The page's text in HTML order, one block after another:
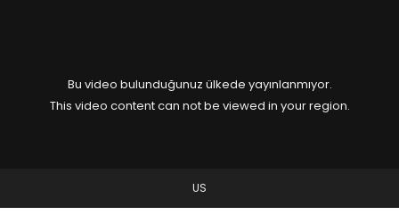
Bu video bulunduğunuz ülkede yayınlanmıyor.
This video content can not be viewed in your region.
US